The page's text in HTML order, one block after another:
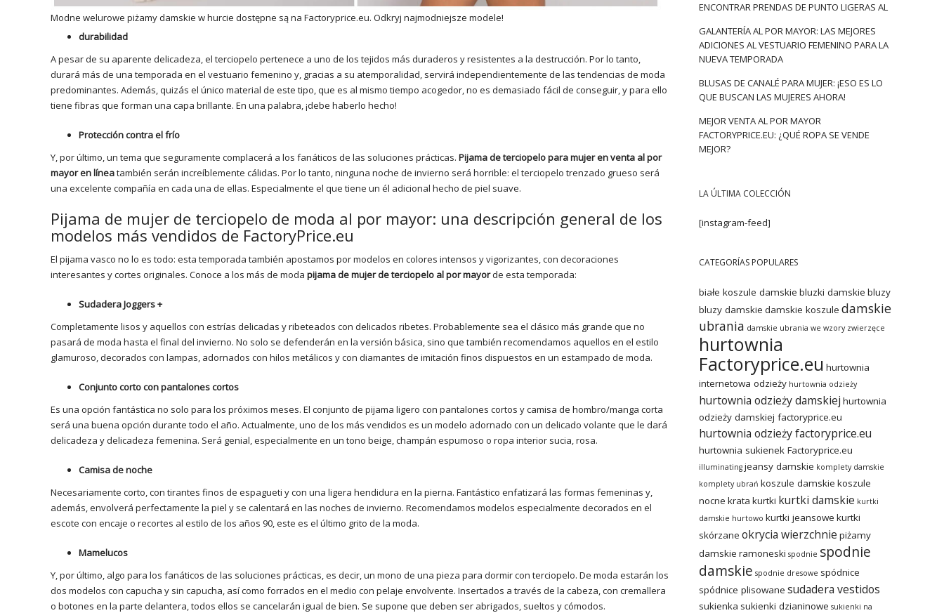
Modne welurowe piżamy damskie w hurcie dostępne są na Factoryprice.eu. Odkryj najmodniejsze modele!
durabilidad
A pesar de su aparente delicadeza, el terciopelo pertenece a uno de los tejidos más duraderos y resistentes a la destrucción. Por lo tanto,
durará más de una temporada en el vestuario femenino y, gracias a su atemporalidad, servirá independientemente de las tendencias de moda
predominantes. Además, quizás el único material de este tipo, que es al mismo tiempo acogedor, no es demasiado fácil de conseguir, y para ello
tiene fibras que forman una capa brillante. En una palabra, ¡debe haberlo hecho!
Protección contra el frío
Y, por último, un tema que seguramente complacerá a los fanáticos de las soluciones prácticas. Pijama de terciopelo para mujer en venta al por
mayor en líneatambién serán increíblemente cálidas. Por lo tanto, ninguna noche de invierno será horrible: el terciopelo trenzado grueso será
una excelente compañía en cada una de ellas. Especialmente el que tiene un él adicional hecho de piel suave.
Pijama de mujer de terciopelo de moda al por mayor: una descripción general de los
modelos más vendidos de FactoryPrice.eu
El pijama vasco no lo es todo: esta temporada también apostamos por modelos en colores intensos y vigorizantes, con decoraciones
interesantes y cortes originales. Conoce a los más de moda pijama de mujer de terciopelo al por mayorde esta temporada:
Sudadera Joggers +
Completamente lisos y aquellos con estrías delicadas y ribeteados con delicados ribetes. Probablemente sea el clásico más grande que no
pasará de moda hasta el final del invierno. No solo se defenderán en la versión básica, sino que también recomendamos aquellos en el estilo
glamuroso, decorados con lampas, adornados con hilos metálicos y con diamantes de imitación finos dispuestos en un estampado de moda.
Conjunto corto con pantalones cortos
Es una opción fantástica no solo para los próximos meses. El conjunto de pijama ligero con pantalones cortos y camisa de hombro/manga corta
será una buena opción durante todo el año. Actualmente, uno de los más vendidos es un modelo adornado con un delicado volante que le dará
delicadeza y delicadeza femenina. Será genial, especialmente en un tono beige, champán espumoso o ropa interior sucia, rosa.
Camisa de noche
Necesariamente corto, con tirantes finos de espagueti y con una ligera hendidura en la pierna. Fantástico enfatizará las formas femeninas y,
además, envolverá perfectamente la piel y se calentará en las noches de invierno. Recomendamos modelos especialmente decorados en el
escote con encaje o recortes al estilo de los años 90, este es el último grito de la moda.
Mamelucos
Y, por último, algo para los fanáticos de las soluciones prácticas, es decir, un mono de una pieza para dormir con terciopelo. De moda estarán los
dos modelos con capucha y sin capucha, así como forrados en el medio con pelaje envolvente. Insertados a través de la cabeza, con cremallera
o botones en la parte delantera, todos ellos se cancelarán igual de bien. Se supone que deben ser abrigados, sueltos y cómodos.
ENCONTRAR PRENDAS DE PUNTO LIGERAS AL
GALANTERÍA AL POR MAYOR: LAS MEJORES
ADICIONES AL VESTUARIO FEMENINO PARA LA
NUEVA TEMPORADA
BLUSAS DE CANALÉ PARA MUJER: ¡ESO ES LO
QUE BUSCAN LAS MUJERES AHORA!
MEJOR VENTA AL POR MAYOR
FACTORYPRICE.EU: ¿QUÉ ROPA SE VENDE
MEJOR?
LA ÚLTIMA COLECCIÓN
[instagram-feed]
CATEGORÍAS POPULARES
białe koszule damskie bluzki damskie bluzy
bluzy damskie damskie koszule damskie
ubrania damskie ubrania we wzory zwierzęce
hurtownia
Factoryprice.eu hurtownia
internetowa odzieży hurtownia odzieży
hurtownia odzieży damskiej hurtownia
odzieży damskiej factoryprice.eu
hurtownia odzieży factoryprice.eu
hurtownia sukienek Factoryprice.eu
illuminating jeansy damskie komplety damskie
komplety ubrań koszule damskie koszule
nocne krata kurtki kurtki damskie kurtki
damskie hurtowo kurtki jeansowe kurtki
skórzane okrycia wierzchnie piżamy
damskie ramoneski spodnie spodnie
damskie spodnie dresowe spódnice
spódnice plisowane sudadera vestidos
sukienka sukienki dzianinowe sukienki na